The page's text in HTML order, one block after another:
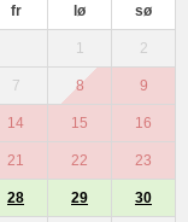
fr lø sø
1 2
7 8 9
14 15 16
21 22 23
28 29 30